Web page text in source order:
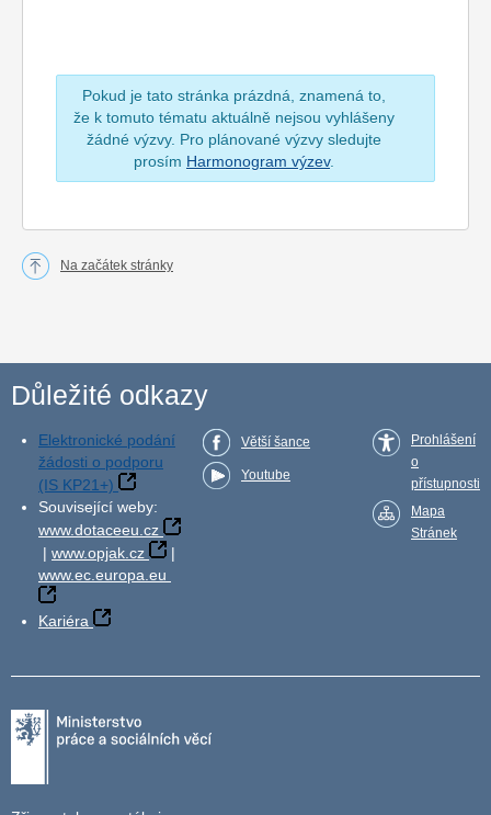
Pokud je tato stránka prázdná, znamená to,
že k tomuto tématu aktuálně nejsou vyhlášeny
žádné výzvy. Pro plánované výzvy sledujte
prosím Harmonogram výzev.
Na začátek stránky
Důležité odkazy
Elektronické podání
žádosti o podporu
(IS KP21+)
Související weby:
www.dotaceeu.cz
| www.opjak.cz
|
www.ec.europa.eu
Kariéra
Větší šance
Youtube
Prohlášení
o
přístupnosti
Mapa
Stránek